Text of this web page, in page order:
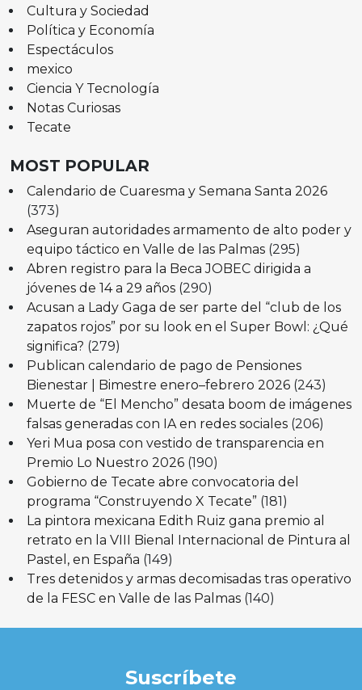
Cultura y Sociedad
Política y Economía
Espectáculos
mexico
Ciencia Y Tecnología
Notas Curiosas
Tecate
MOST POPULAR
Calendario de Cuaresma y Semana Santa 2026
(373)
Aseguran autoridades armamento de alto poder y
equipo táctico en Valle de las Palmas (295)
Abren registro para la Beca JOBEC dirigida a
jóvenes de 14 a 29 años (290)
Acusan a Lady Gaga de ser parte del “club de los
zapatos rojos” por su look en el Super Bowl: ¿Qué
significa? (279)
Publican calendario de pago de Pensiones
Bienestar | Bimestre enero–febrero 2026 (243)
Muerte de “El Mencho” desata boom de imágenes
falsas generadas con IA en redes sociales (206)
Yeri Mua posa con vestido de transparencia en
Premio Lo Nuestro 2026 (190)
Gobierno de Tecate abre convocatoria del
programa “Construyendo X Tecate” (181)
La pintora mexicana Edith Ruiz gana premio al
retrato en la VIII Bienal Internacional de Pintura al
Pastel, en España (149)
Tres detenidos y armas decomisadas tras operativo
de la FESC en Valle de las Palmas (140)
Suscríbete